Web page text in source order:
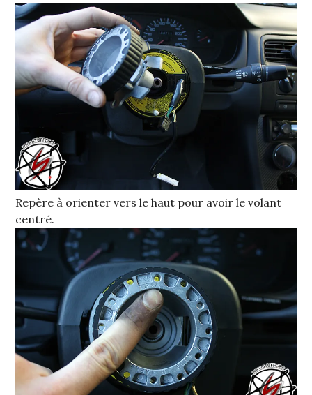
Repère à orienter vers le haut pour avoir le volant
centré.